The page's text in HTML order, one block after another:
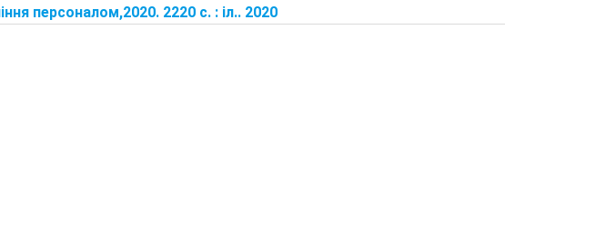
персоналом,2020. 2220 с. : іл.. 2020